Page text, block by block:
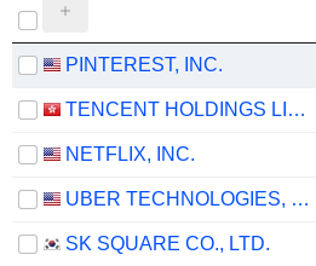
PINTEREST, INC.
TENCENT HOLDINGS LIMITED
NETFLIX, INC.
UBER TECHNOLOGIES, INC.
SK SQUARE CO., LTD.